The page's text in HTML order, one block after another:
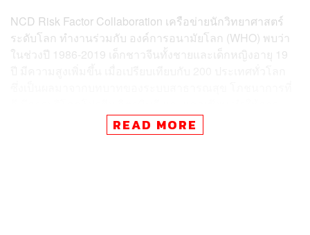
NCD Risk Factor Collaboration เครือข่ายนักวิทยาศาสตร์
ระดับโลก ทำงานร่วมกับ องค์การอนามัยโลก (WHO) พบว่า
ในช่วงปี 1986-2019 เด็กชาวจีนทั้งชายและเด็กหญิงอายุ 19
เจริญเติบโตของเด็กดีขึ้นREAD MORE